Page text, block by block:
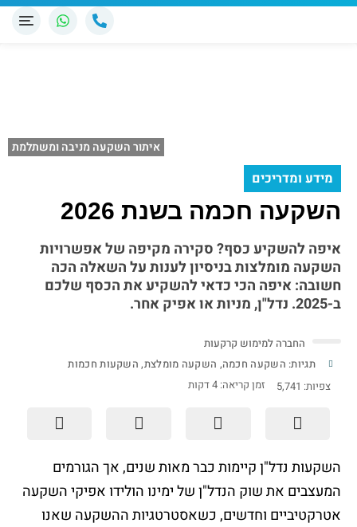
איתור השקעה מניבה ומשתלמת
מידע ומדריכים
השקעה חכמה בשנת 2026
איפה להשקיע כסף? סקירה מקיפה של אפשרויות
השקעה מומלצות בניסיון לענות על השאלה הכה
חשובה: איפה הכי כדאי להשקיע את הכסף שלכם
ב-2025. נדל"ן, מניות או אפיק אחר.
החברה למימוש קרקעות
תגיות: השקעה חכמה, השקעה מומלצת, השקעות חכמות
צפיות: 5,741 זמן קריאה: 4דקות
השקעות נדל"ן קיימות כבר מאות שנים, אך הגורמים
המעצבים את שוק הנדל"ן של ימינו הולידו אפיקי השקעה
אטרקטיביים וחדשים, כשאסטרטגיות ההשקעה שאנו